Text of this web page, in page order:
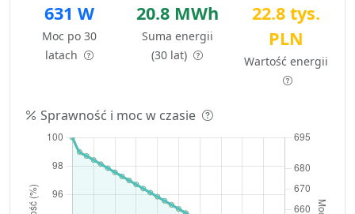
631 W
Moc po 30
latach
20.8 MWh
Suma energii
(30 lat)
22.8 tys.
PLN
Wartość energii
Sprawność i moc w czasie